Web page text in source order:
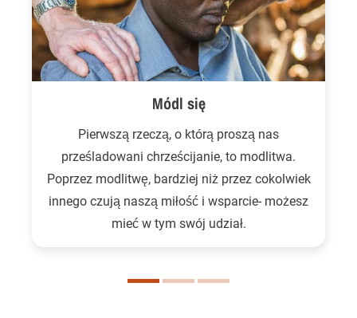
Módl się
Pierwszą rzeczą, o którą proszą nas
prześladowani chrześcijanie, to modlitwa.
Poprzez modlitwę, bardziej niż przez cokolwiek
innego czują naszą miłość i wsparcie- możesz
mieć w tym swój udział.